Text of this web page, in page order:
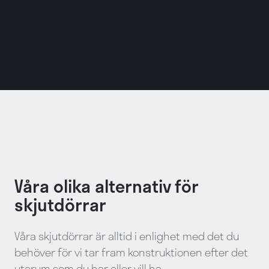
Våra olika alternativ för
skjutdörrar
Våra skjutdörrar är alltid i enlighet med det du
behöver för vi tar fram konstruktionen efter det